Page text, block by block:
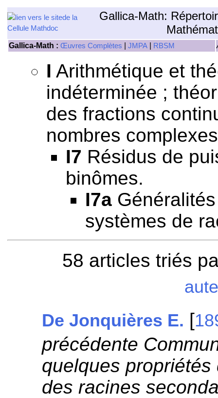
Gallica-Math:
Gallica-Math : Œuvres Complètes JMPA RBSM
I Arithmétique et
indéterminée ;
des fractions
nombres
I7 Résidus de
binômes.
I7a
systèmes de
58 articles triés
De Jonquières E. [
précédente
quelques
des racines